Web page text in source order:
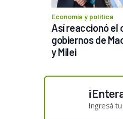
Economía y política
Así reaccionó el
gobiernos de
y Milei
Ingresá